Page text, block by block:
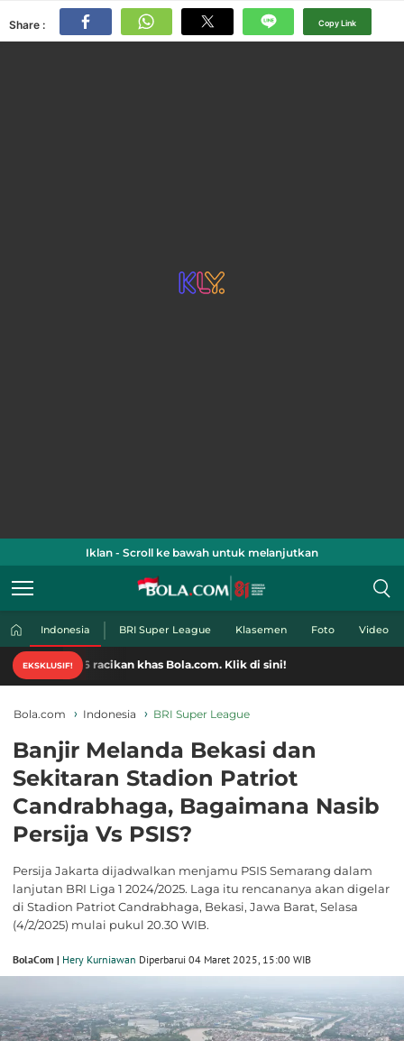
Share : Copy Link
Iklan - Scroll ke bawah untuk melanjutkan
Indonesia BRI Super League Klasemen Foto Video
EKSKLUSIF!
khas Bola.com. Klik di sini!
Bola.com Indonesia BRI Super League
Banjir Melanda Bekasi dan
Sekitaran Stadion Patriot
Candrabhaga, Bagaimana Nasib
Persija Vs PSIS?
Persija Jakarta dijadwalkan menjamu PSIS Semarang dalam
lanjutan BRI Liga 1 2024/2025. Laga itu rencananya akan digelar
di Stadion Patriot Candrabhaga, Bekasi, Jawa Barat, Selasa
(4/2/2025) mulai pukul 20.30 WIB.
BolaCom | Hery Kurniawan Diperbarui 04 Maret 2025, 15:00 WIB